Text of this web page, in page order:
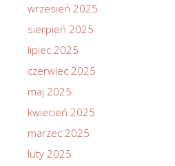
wrzesień 2025
sierpień 2025
lipiec 2025
czerwiec 2025
maj 2025
kwiecień 2025
marzec 2025
luty 2025